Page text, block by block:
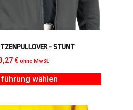
- STUNT
€ ohne MwSt.
wählen